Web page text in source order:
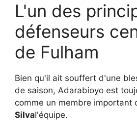
L'un des
défenseurs
de Fulham
Bien qu'il ait souffert d'une
de saison, Adarabioyo est
comme un membre important
Silval'équipe.